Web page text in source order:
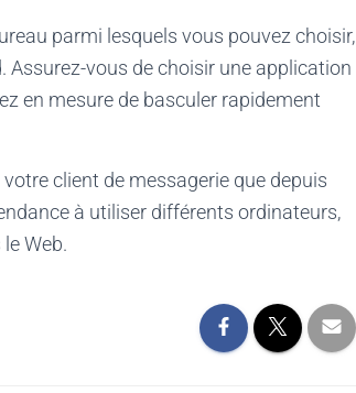
parmi lesquels vous pouvez choisir,
vous de choisir une application
en mesure de basculer rapidement
client de messagerie que depuis
à utiliser différents ordinateurs,
Web.